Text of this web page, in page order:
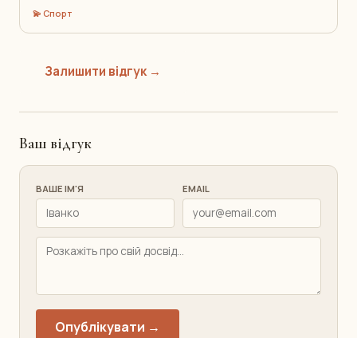
💫 Спорт
Залишити відгук →
Ваш відгук
ВАШЕ ІМ'Я EMAIL
Опублікувати →